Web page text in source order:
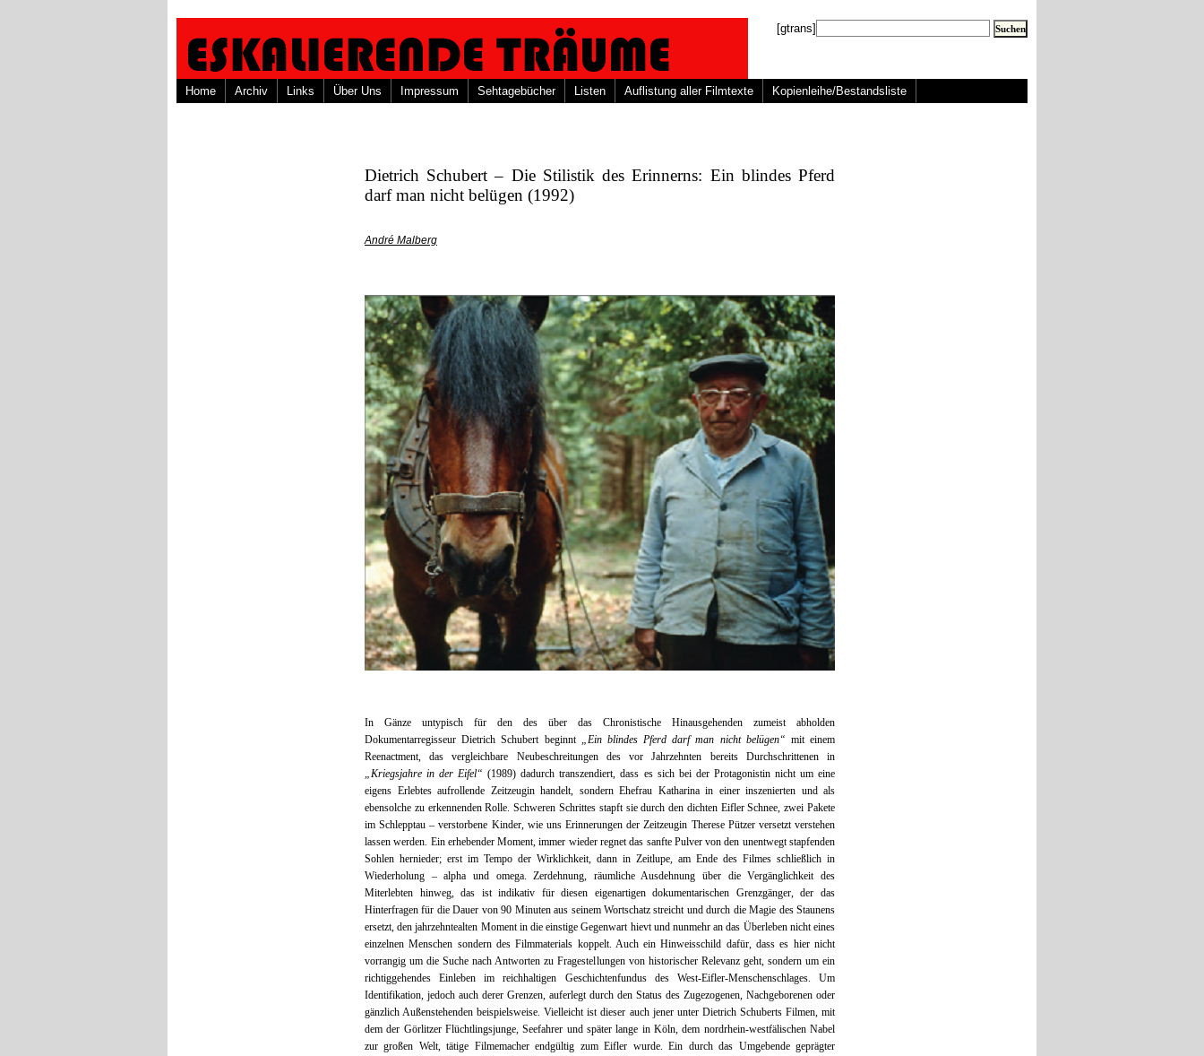
[gtrans]
Home Archiv Links Über Uns Impressum Sehtagebücher Listen Auflistung aller Filmtexte Kopienleihe/Bestandsliste
Dietrich Schubert – Die Stilistik des Erinnerns: Ein blindes Pferd
darf man nicht belügen (1992)
André Malberg
In Gänze untypisch für den des über das Chronistische Hinausgehenden zumeist abholden
Dokumentarregisseur Dietrich Schubert beginnt „Ein blindes Pferd darf man nicht belügen“ mit einem
Reenactment, das vergleichbare Neubeschreitungen des vor Jahrzehnten bereits Durchschrittenen in
„Kriegsjahre in der Eifel“ (1989) dadurch transzendiert, dass es sich bei der Protagonistin nicht um eine
eigens Erlebtes aufrollende Zeitzeugin handelt, sondern Ehefrau Katharina in einer inszenierten und als
ebensolche zu erkennenden Rolle. Schweren Schrittes stapft sie durch den dichten Eifler Schnee, zwei Pakete
im Schlepptau – verstorbene Kinder, wie uns Erinnerungen der Zeitzeugin Therese Pützer versetzt verstehen
lassen werden. Ein erhebender Moment, immer wieder regnet das sanfte Pulver von den unentwegt stapfenden
Sohlen hernieder; erst im Tempo der Wirklichkeit, dann in Zeitlupe, am Ende des Filmes schließlich in
Wiederholung – alpha und omega. Zerdehnung, räumliche Ausdehnung über die Vergänglichkeit des
Miterlebten hinweg, das ist indikativ für diesen eigenartigen dokumentarischen Grenzgänger, der das
Hinterfragen für die Dauer von 90 Minuten aus seinem Wortschatz streicht und durch die Magie des Staunens
ersetzt, den jahrzehntealten Moment in die einstige Gegenwart hievt und nunmehr an das Überleben nicht eines
einzelnen Menschen sondern des Filmmaterials koppelt. Auch ein Hinweisschild dafür, dass es hier nicht
vorrangig um die Suche nach Antworten zu Fragestellungen von historischer Relevanz geht, sondern um ein
richtiggehendes Einleben im reichhaltigen Geschichtenfundus des West-Eifler-Menschenschlages. Um
Identifikation, jedoch auch derer Grenzen, auferlegt durch den Status des Zugezogenen, Nachgeborenen oder
gänzlich Außenstehenden beispielsweise. Vielleicht ist dieser auch jener unter Dietrich Schuberts Filmen, mit
dem der Görlitzer Flüchtlingsjunge, Seefahrer und später lange in Köln, dem nordrhein-westfälischen Nabel
zur großen Welt, tätige Filmemacher endgültig zum Eifler wurde. Ein durch das Umgebende geprägter